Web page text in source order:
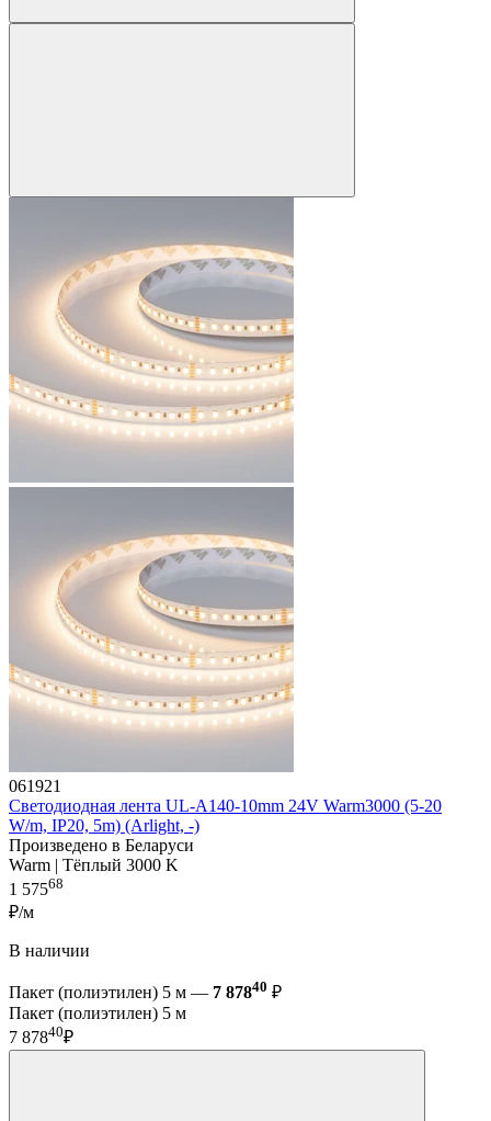
061921
Светодиодная лента UL-A140-10mm 24V Warm3000 (5-20
W/m, IP20, 5m) (Arlight, -)
Произведено в Беларуси
Warm | Тёплый 3000 K
1 57568
₽/м
В наличии
Пакет (полиэтилен) 5 м — 7 87840 ₽
Пакет (полиэтилен) 5 м
7 87840₽